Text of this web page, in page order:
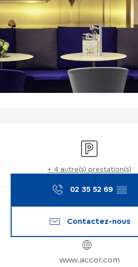
Parking
+ 4 autre(s) prestation(s)
02 35 52 69 ▒▒
Contactez-nous
www.accor.com